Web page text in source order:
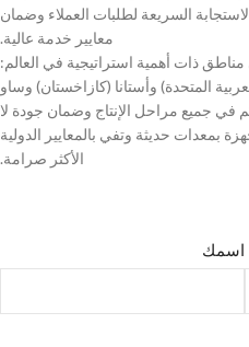
السريعة لطلبات العملاء وضمان
معايير خدمة عالية.
ذات أهمية استراتيجية في العالم:
المتحدة) وأستانا (كازاخستان) وساو
في جميع مراحل الإنتاج وضمان جودة لا
بمعدات حديثة وتفي بالمعايير الدولية
الأكثر صرامة.
اسمك